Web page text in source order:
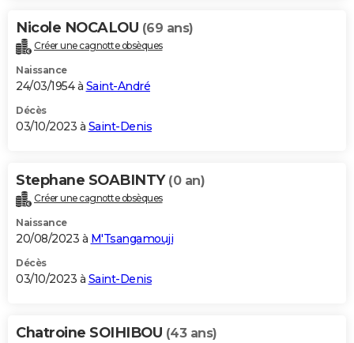
Nicole NOCALOU (69 ans)
Créer une cagnotte obsèques
Naissance
24/03/1954 à Saint-André
Décès
03/10/2023 à Saint-Denis
Stephane SOABINTY (0 an)
Créer une cagnotte obsèques
Naissance
20/08/2023 à M'Tsangamouji
Décès
03/10/2023 à Saint-Denis
Chatroine SOIHIBOU (43 ans)